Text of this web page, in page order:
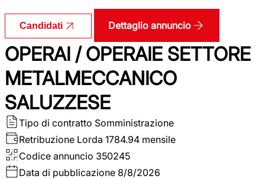
Candidati Dettaglio annuncio
OPERAI / OPERAIE SETTORE
METALMECCANICO
SALUZZESE
Tipo di contratto Somministrazione
Retribuzione Lorda 1784.94 mensile
Codice annuncio 350245
Data di pubblicazione 8/8/2026